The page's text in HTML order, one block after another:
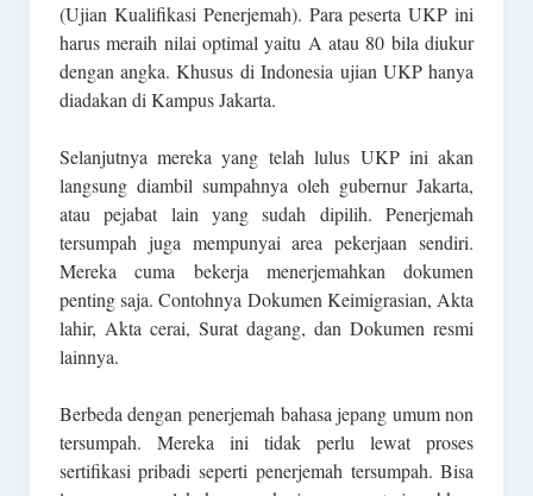
(Ujian Kualifikasi Penerjemah). Para peserta UKP ini
harus meraih nilai optimal yaitu A atau 80 bila diukur
dengan angka. Khusus di Indonesia ujian UKP hanya
diadakan di Kampus Jakarta.
Selanjutnya mereka yang telah lulus UKP ini akan
langsung diambil sumpahnya oleh gubernur Jakarta,
atau pejabat lain yang sudah dipilih. Penerjemah
tersumpah juga mempunyai area pekerjaan sendiri.
Mereka cuma bekerja menerjemahkan dokumen
penting saja. Contohnya Dokumen Keimigrasian, Akta
lahir, Akta cerai, Surat dagang, dan Dokumen resmi
lainnya.
Berbeda dengan penerjemah bahasa jepang umum non
tersumpah. Mereka ini tidak perlu lewat proses
sertifikasi pribadi seperti penerjemah tersumpah. Bisa